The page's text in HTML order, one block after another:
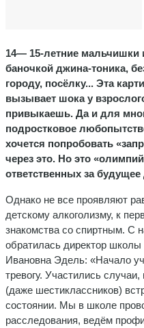
14— 15-летние мальчишки
баночкой джина-тоника,
городу, посёлку... Эта
вызывает шока у
привыкаешь. Да и для
подростковое
хочется попробовать
через это. Но это
ответственных за
Однако не все проявляют
детско­му алкоголизму, к
знакомства со спирт­ным. С
обратилась директор
Ивановна Эдель: «Начало
тревогу. Участились
(даже шести­классников)
состоянии. Мы в школе
расследования, ведём